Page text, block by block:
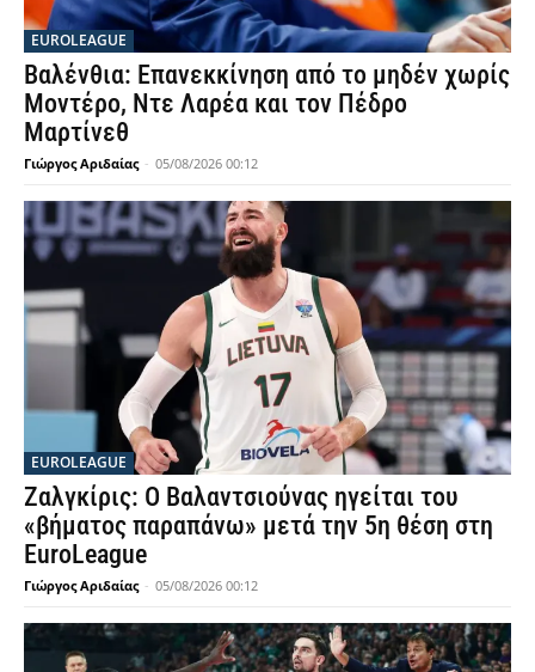
EUROLEAGUE
Βαλένθια: Επανεκκίνηση από το μηδέν χωρίς
Μοντέρο, Ντε Λαρέα και τον Πέδρο
Μαρτίνεθ
Γιώργος Αριδαίας - 05/08/2026 00:12
EUROLEAGUE
Ζαλγκίρις: Ο Βαλαντσιούνας ηγείται του
«βήματος παραπάνω» μετά την 5η θέση στη
EuroLeague
Γιώργος Αριδαίας - 05/08/2026 00:12